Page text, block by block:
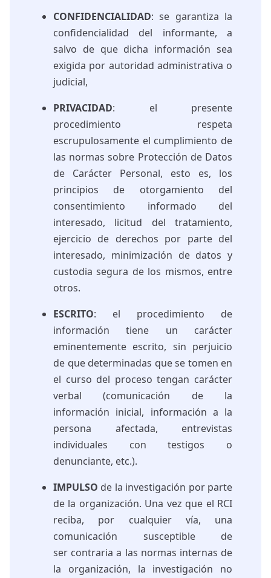
CONFIDENCIALIDAD: se garantiza la
confidencialidad del informante, a
salvo de que dicha información sea
exigida por autoridad administrativa o
judicial,
PRIVACIDAD: el presente
procedimiento respeta
escrupulosamente el cumplimiento de
las normas sobre Protección de Datos
de Carácter Personal, esto es, los
principios de otorgamiento del
consentimiento informado del
interesado, licitud del tratamiento,
ejercicio de derechos por parte del
interesado, minimización de datos y
custodia segura de los mismos, entre
otros.
ESCRITO: el procedimiento de
información tiene un carácter
eminentemente escrito, sin perjuicio
de que determinadas que se tomen en
el curso del proceso tengan carácter
verbal (comunicación de la
información inicial, información a la
persona afectada, entrevistas
individuales con testigos o
denunciante, etc.).
IMPULSO de la investigación por parte
de la organización. Una vez que el RCI
reciba, por cualquier vía, una
comunicación susceptible de
ser contraria a las normas internas de
la organización, la investigación no